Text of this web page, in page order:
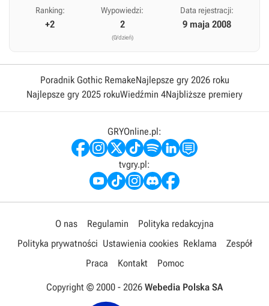
Ranking:
+2
Wypowiedzi:
2
(0/dzień)
Data rejestracji:
9 maja 2008
Poradnik Gothic RemakeNajlepsze gry 2026 roku
Najlepsze gry 2025 rokuWiedźmin 4Najbliższe premiery
GRYOnline.pl:
tvgry.pl:
O nas Regulamin
Polityka redakcyjna
Polityka prywatności Ustawienia cookies Reklama
Zespół
Praca
Kontakt Pomoc
Copyright © 2000 - 2026 Webedia Polska SA